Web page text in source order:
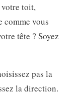
toit,
comme vous
tête ? Soyez
pas la
la direction.